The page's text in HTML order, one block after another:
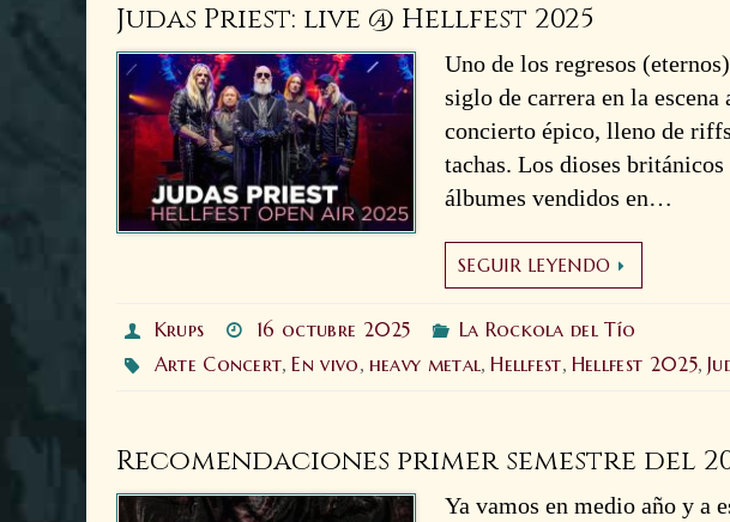
Judas Priest: live @ Hellfest 2025
Uno de los regresos
siglo de carrera en la escena
concierto épico, lleno de
tachas. Los dioses
álbumes vendidos en…
SEGUIR LEYENDO
Krups 16 octubre 2025
La Rockola del Tío
Arte Concert,En vivo, heavy metal,Hellfest, Hellfest 2025,
Recomendaciones primer semestre del
Ya vamos en medio año y a